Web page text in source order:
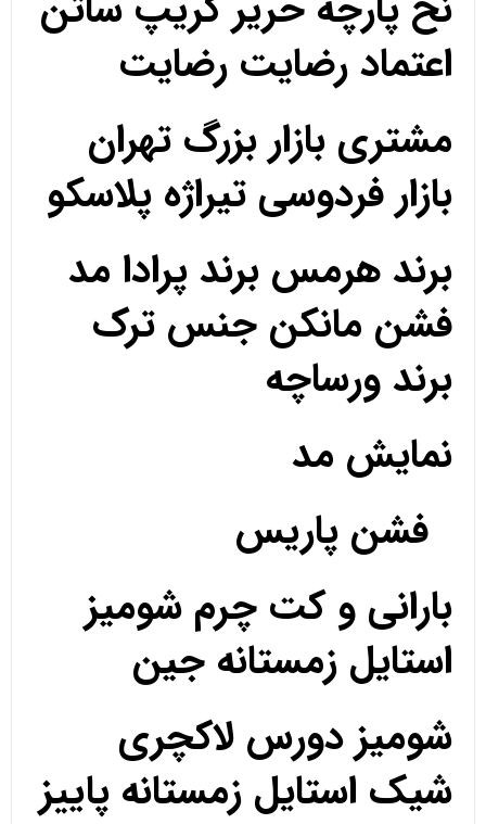
اعتماد رضایت رضایت
مشتری بازار بزرگ تهران
بازار فردوسی تیراژه پلاسکو
برند هرمس برند پرادا مد
فشن مانکن جنس ترک
برند ورساچه
نمایش مد
فشن پاریس
بارانی و کت چرم شومیز
استایل زمستانه جین
شومیز دورس لاکچری
شیک استایل زمستانه پاییز